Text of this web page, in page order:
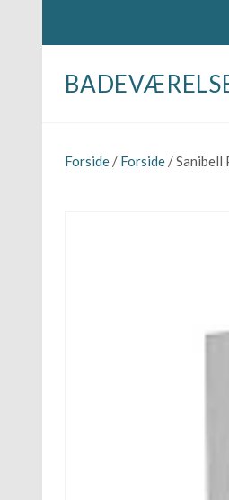
Forside / Forside / Sanibell